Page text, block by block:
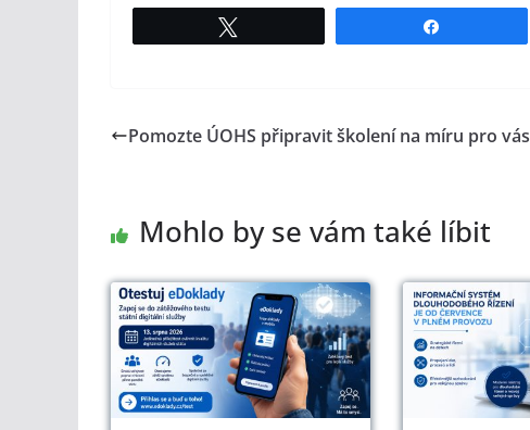
Pomozte ÚOHS připravit školení na míru pro vás
Mohlo by se vám také líbit